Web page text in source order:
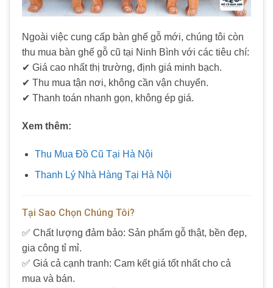
Ngoài việc cung cấp bàn ghế gỗ mới, chúng tôi còn
thu mua bàn ghế gỗ cũ tại Ninh Bình với các tiêu chí:
✔ Giá cao nhất thị trường, định giá minh bạch.
✔ Thu mua tận nơi, không cần vận chuyển.
✔ Thanh toán nhanh gọn, không ép giá.
Xem thêm:
Thu Mua Đồ Cũ Tại Hà Nội
Thanh Lý Nhà Hàng Tại Hà Nội
Tại Sao Chọn Chúng Tôi?
✅ Chất lượng đảm bảo: Sản phẩm gỗ thật, bền đẹp,
gia công tỉ mỉ.
✅ Giá cả cạnh tranh: Cam kết giá tốt nhất cho cả
mua và bán.